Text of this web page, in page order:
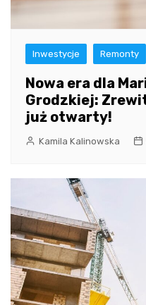
Inwestycje Remonty
Nowa era dla
Grodzkiej:
już otwarty!
Kamila Kalinowska